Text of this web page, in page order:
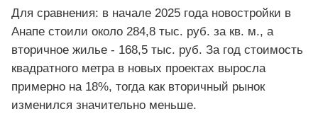
Для сравнения: в начале 2025 года новостройки в
Анапе стоили около 284,8 тыс. руб. за кв. м., а
вторичное жилье - 168,5 тыс. руб. За год стоимость
квадратного метра в новых проектах выросла
примерно на 18%, тогда как вторичный рынок
изменился значительно меньше.